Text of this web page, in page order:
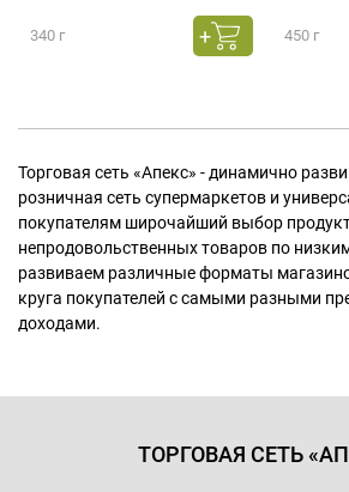
340 г 450 г
Торговая сеть «Апекс» - динамично
розничная сеть супермаркетов и
покупателям широчайший выбор
непродовольственных товаров по
развиваем различные форматы
круга покупателей с самыми разными
доходами.
ТОРГОВАЯ СЕТЬ